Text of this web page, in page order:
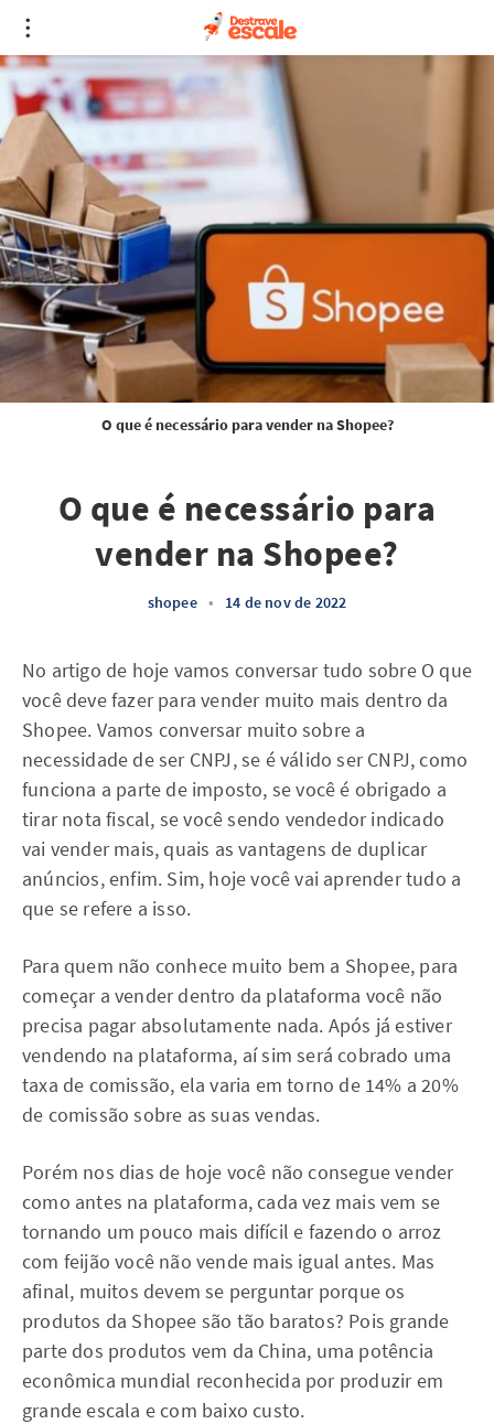
O que é necessário para vender na Shopee?
O que é necessário para
vender na Shopee?
shopee • 14 de nov de 2022
No artigo de hoje vamos conversar tudo sobre O que
você deve fazer para vender muito mais dentro da
Shopee. Vamos conversar muito sobre a
necessidade de ser CNPJ, se é válido ser CNPJ, como
funciona a parte de imposto, se você é obrigado a
tirar nota fiscal, se você sendo vendedor indicado
vai vender mais, quais as vantagens de duplicar
anúncios, enfim. Sim, hoje você vai aprender tudo a
que se refere a isso.
Para quem não conhece muito bem a Shopee, para
começar a vender dentro da plataforma você não
precisa pagar absolutamente nada. Após já estiver
vendendo na plataforma, aí sim será cobrado uma
taxa de comissão, ela varia em torno de 14% a 20%
de comissão sobre as suas vendas.
Porém nos dias de hoje você não consegue vender
como antes na plataforma, cada vez mais vem se
tornando um pouco mais difícil e fazendo o arroz
com feijão você não vende mais igual antes. Mas
afinal, muitos devem se perguntar porque os
produtos da Shopee são tão baratos? Pois grande
parte dos produtos vem da China, uma potência
econômica mundial reconhecida por produzir em
grande escala e com baixo custo.